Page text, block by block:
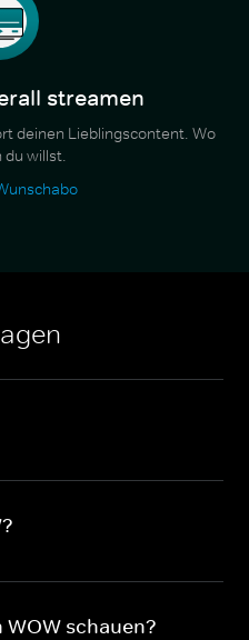
streamen
deinen Lieblingscontent. Wo
du willst.
schauen?